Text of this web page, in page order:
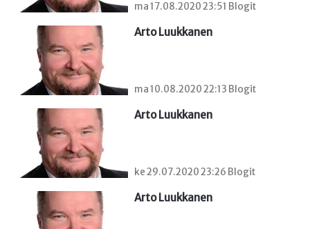
ma 17.08.2020 23:51 Blogit
Arto Luukkanen
ma 10.08.2020 22:13 Blogit
Arto Luukkanen
ke 29.07.2020 23:26 Blogit
Arto Luukkanen